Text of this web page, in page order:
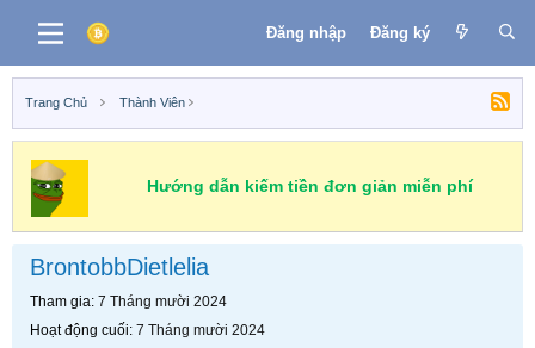
Đăng nhập Đăng ký
Trang Chủ Thành Viên
Hướng dẫn kiếm tiền đơn giản miễn phí
BrontobbDietlelia
Tham gia 7 Tháng mười 2024
Hoạt động cuối 7 Tháng mười 2024